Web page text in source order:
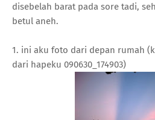
disebelah barat pada sore tadi,
betul aneh.
1. ini aku foto dari depan rumah
dari hapeku 090630_174903)